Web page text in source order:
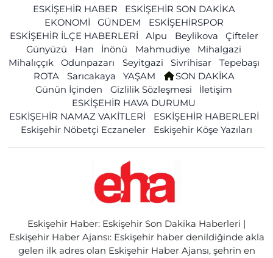
ESKİŞEHİR HABER
ESKİŞEHİR SON DAKİKA
EKONOMİ
GÜNDEM
ESKİŞEHİRSPOR
ESKİŞEHİR İLÇE HABERLERİ
Alpu Beylikova
Çifteler
Günyüzü
Han İnönü Mahmudiye
Mihalgazi
Mihalıççık
Odunpazarı Seyitgazi Sivrihisar
Tepebaşı
ROTA
Sarıcakaya YAŞAM
SON DAKİKA
Günün İçinden
Gizlilik Sözleşmesi
İletişim
ESKİŞEHİR HAVA DURUMU
ESKİŞEHİR NAMAZ VAKİTLERİ
ESKİŞEHİR HABERLERİ
Eskişehir Nöbetçi Eczaneler
Eskişehir Köşe Yazıları
Eskişehir Haber: Eskişehir Son Dakika Haberleri |
Eskişehir Haber Ajansı: Eskişehir haber denildiğinde akla
gelen ilk adres olan Eskişehir Haber Ajansı, şehrin en